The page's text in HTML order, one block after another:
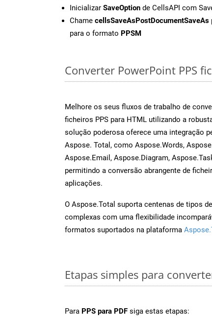
Inicializar SaveOption de CellsAPI com
Chame cellsSaveAsPostDocumentSaveAs
para o formato PPSM
Converter PowerPoint PPS
Melhore os seus fluxos de trabalho de
ficheiros PPS para HTML utilizando a
solução poderosa oferece uma integração
Aspose. Total, como Aspose.Words,
Aspose.Email, Aspose.Diagram,
permitindo a conversão abrangente de
aplicações.
O Aspose.Total suporta centenas de tipos
complexas com uma flexibilidade
formatos suportados na plataforma
Etapas simples para
Para PPS para PDF siga estas etapas: